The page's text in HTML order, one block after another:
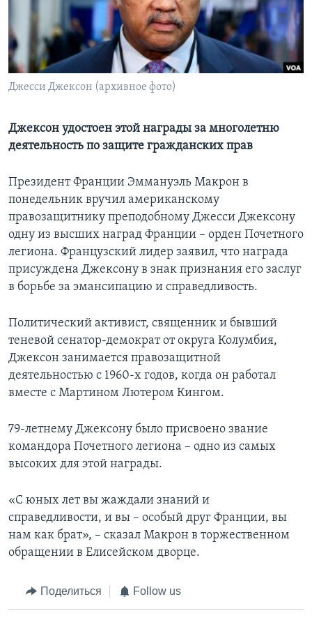
Learning English
СОЦИАЛЬНЫЕ СЕТИ
Языки
Джесси Джексон (архивное фото)
Джексон удостоен этой награды за многолетню
деятельность по защите гражданских прав
Президент Франции Эммануэль Макрон в
понедельник вручил американскому
правозащитнику преподобному Джесси Джексону
одну из высших наград Франции – орден Почетного
легиона. Французский лидер заявил, что награда
присуждена Джексону в знак признания его заслуг
в борьбе за эмансипацию и справедливость.
Политический активист, священник и бывший
теневой сенатор-демократ от округа Колумбия,
Джексон занимается правозащитной
деятельностью с 1960-х годов, когда он работал
вместе с Мартином Лютером Кингом.
79-летнему Джексону было присвоено звание
командора Почетного легиона – одно из самых
высоких для этой награды.
«С юных лет вы жаждали знаний и
справедливости, и вы – особый друг Франции, вы
нам как брат», – сказал Макрон в торжественном
обращении в Елисейском дворце.
Поделиться Follow us